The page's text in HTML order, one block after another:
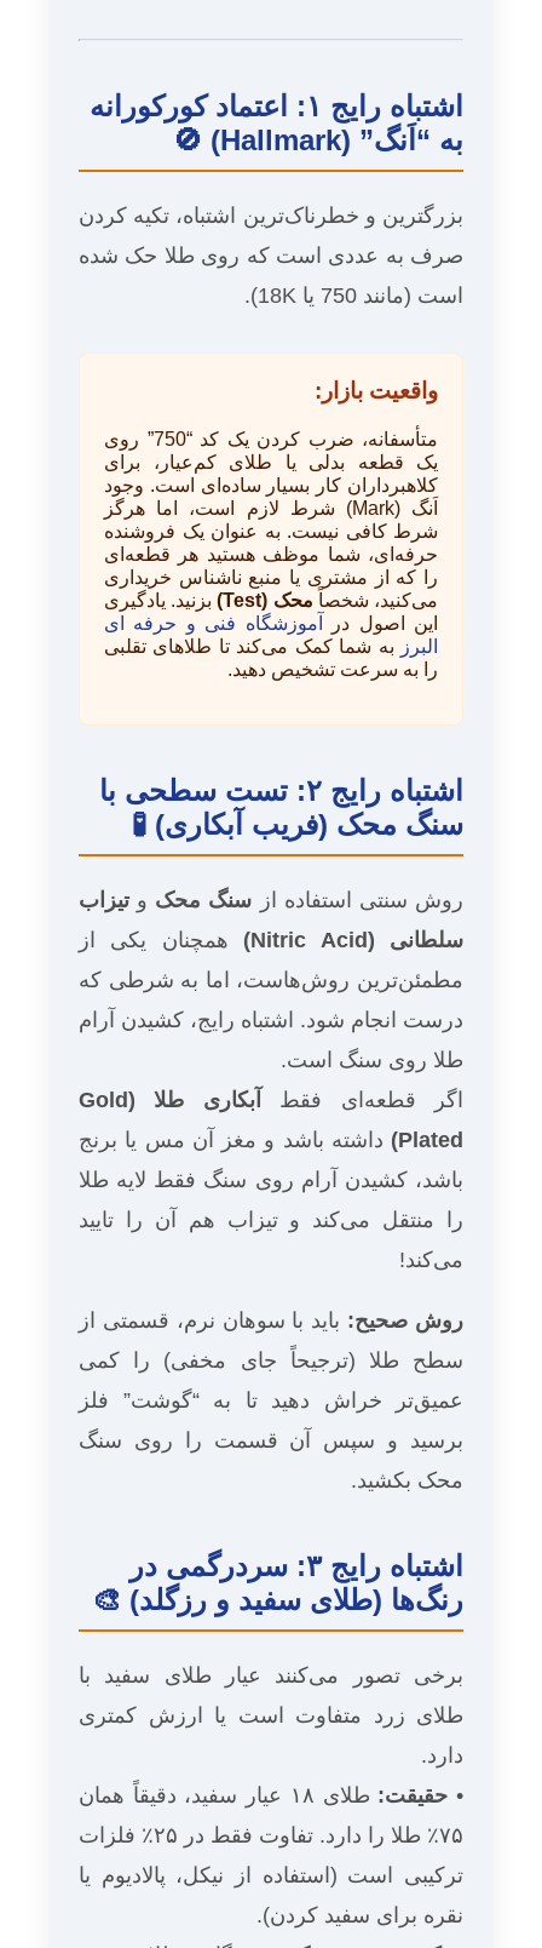
اشتباه رایج ۱: اعتماد کورکورانه
به “اَنگ” (Hallmark) 🚫
بزرگترین و خطرناک‌ترین اشتباه، تکیه کردن
صرف به عددی است که روی طلا حک شده
است (مانند 750 یا 18K).
واقعیت بازار:
متأسفانه، ضرب کردن یک کد “750” روی
یک قطعه بدلی یا طلای کم‌عیار، برای
کلاهبرداران کار بسیار ساده‌ای است. وجود
اَنگ (Mark) شرط لازم است، اما هرگز
شرط کافی نیست. به عنوان یک فروشنده
حرفه‌ای، شما موظف هستید هر قطعه‌ای
را که از مشتری یا منبع ناشناس خریداری
می‌کنید، شخصاً محک (Test)
بزنید. یادگیری
این اصول در
آموزشگاه فنی و حرفه ای
البرز به شما کمک می‌کند تا طلاهای تقلبی
را به سرعت تشخیص دهید.
اشتباه رایج ۲: تست سطحی با
سنگ محک (فریب آبکاری) 🧪
روش سنتی استفاده از سنگ محک و تیزاب
سلطانی (Nitric Acid)
همچنان یکی از
مطمئن‌ترین روش‌هاست، اما به شرطی که
درست انجام شود. اشتباه رایج، کشیدن آرام
طلا روی سنگ است.
اگر قطعه‌ای فقط
آبکاری طلا (Gold
Plated)
داشته باشد و مغز آن مس یا برنج
باشد، کشیدن آرام روی سنگ فقط لایه طلا
را منتقل می‌کند و تیزاب هم آن را تایید
می‌کند!
روش صحیح: باید با سوهان نرم، قسمتی از
سطح طلا (ترجیحاً جای مخفی) را کمی
عمیق‌تر خراش دهید تا به “گوشت” فلز
برسید و سپس آن قسمت را روی سنگ
محک بکشید.
اشتباه رایج ۳: سردرگمی در
رنگ‌ها (طلای سفید و رزگلد) 🎨
برخی تصور می‌کنند عیار طلای سفید با
طلای زرد متفاوت است یا ارزش کمتری
دارد.
• حقیقت:
طلای ۱۸ عیار سفید، دقیقاً همان
۷۵٪ طلا را دارد. تفاوت فقط در ۲۵٪ فلزات
ترکیبی است (استفاده از نیکل، پالادیوم یا
نقره برای سفید کردن).